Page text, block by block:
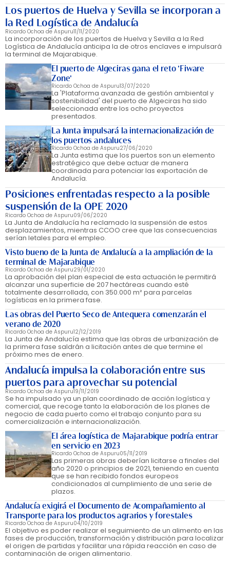
Los puertos de Huelva y Sevilla se incorporan a
la Red Logística de Andalucía
Ricardo Ochoa de Aspuru11/11/2020
La incorporación de los puertos de Huelva y Sevilla a la Red
Logística de Andalucía anticipa la de otros enclaves e impulsará
la terminal de Majarabique.
El puerto de Algeciras gana el reto 'Fiware
Zone'
Ricardo Ochoa de Aspuru13/07/2020
La 'Plataforma avanzada de gestión ambiental y
sostenibilidad' del puerto de Algeciras ha sido
seleccionada entre los ocho proyectos
presentados.
La Junta impulsará la internacionalización de
los puertos andaluces
Ricardo Ochoa de Aspuru27/06/2020
La Junta estima que los puertos son un elemento
estratégico que debe actuar de manera
coordinada para potenciar las exportación de
Andalucía.
Posiciones enfrentadas respecto a la posible
suspensión de la OPE 2020
Ricardo Ochoa de Aspuru09/06/2020
La Junta de Andalucía ha reclamado la suspensión de estos
desplazamientos, mientras CCOO cree que las consecuencias
serían letales para el empleo.
Visto bueno de la Junta de Andalucía a la ampliación de la
terminal de Majarabique
Ricardo Ochoa de Aspuru29/01/2020
La aprobación del plan especial de esta actuación le permitirá
alcanzar una superficie de 207 hectáreas cuando esté
totalmente desarrollada, con 350.000 m² para parcelas
logísticas en la primera fase.
Las obras del Puerto Seco de Antequera comenzarán el
verano de 2020
Ricardo Ochoa de Aspuru12/12/2019
La Junta de Andalucía estima que las obras de urbanización de
la primera fase saldrán a licitación antes de que termine el
próximo mes de enero.
Andalucía impulsa la colaboración entre sus
puertos para aprovechar su potencial
Ricardo Ochoa de Aspuru19/11/2019
Se ha impulsado ya un plan coordinado de acción logística y
comercial, que recoge tanto la elaboración de los planes de
negocio de cada puerto como el trabajo conjunto para su
comercialización e internacionalización.
El área logística de Majarabique podría entrar
en servicio en 2023
Ricardo Ochoa de Aspuru05/11/2019
Las primeras obras deberían licitarse a finales del
año 2020 o principios de 2021, teniendo en cuenta
que se han recibido fondos europeos
condicionados al cumplimiento de una serie de
plazos.
Andalucía exigirá el Documento de Acompañamiento al
Transporte para los productos agrarios y forestales
Ricardo Ochoa de Aspuru04/10/2019
El objetivo es poder realizar el seguimiento de un alimento en las
fases de producción, transformación y distribución para localizar
el origen de partidas y facilitar una rápida reacción en caso de
contaminación de origen alimentario.